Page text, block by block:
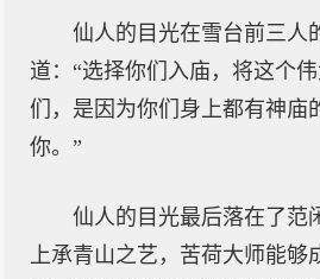
仙人的目光在雪台前三人
道：“选择你们入庙，将这个
们，是因为你们身上都有神
你。”
仙人的目光最后落在了范
上承青山之艺，苦荷大师能够